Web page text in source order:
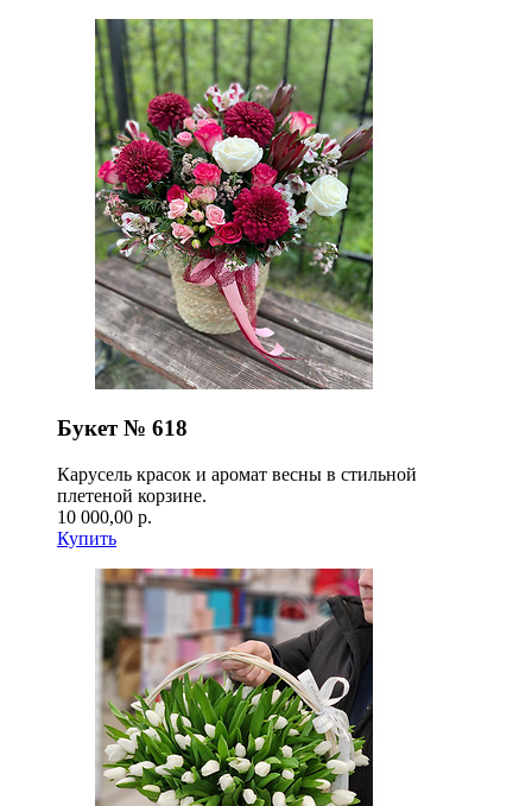
Букет № 618
Карусель красок и аромат весны в стильной
плетеной корзине.
10 000,00 р.
Купить